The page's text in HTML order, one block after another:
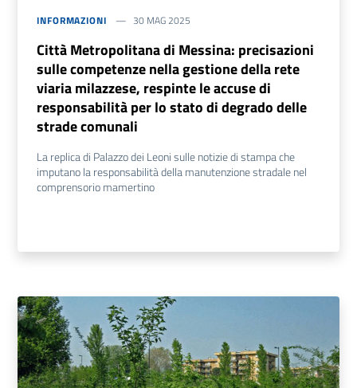
INFORMAZIONI 30 MAG 2025
Città Metropolitana di Messina: precisazioni
sulle competenze nella gestione della rete
viaria milazzese, respinte le accuse di
responsabilità per lo stato di degrado delle
strade comunali
La replica di Palazzo dei Leoni sulle notizie di stampa che
imputano la responsabilità della manutenzione stradale nel
comprensorio mamertino